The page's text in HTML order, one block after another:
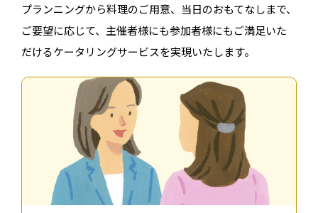
プランニングから料理のご⽤意、当⽇のおもてなしまで、
ご要望に応じて、 主催者様にも参加者様にもご満⾜いた
だけるケータリングサービスを実現いたします。